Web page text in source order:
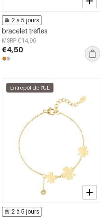
2 à 5 jours
bracelet trèfles
MSRP €14,99
€4,50
Entrepôt de l'UE
2 à 5 jours